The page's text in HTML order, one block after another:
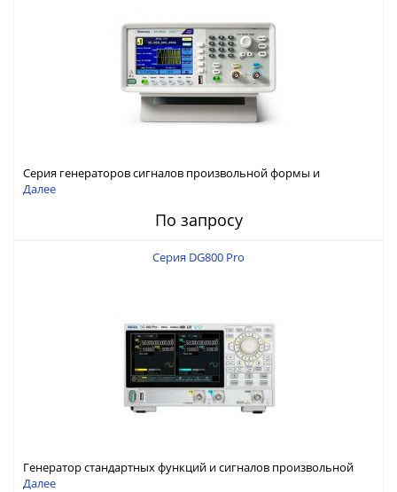
Серия генераторов сигналов произвольной формы и
стандартных функций Tektronix AFG1000
Далее
По запросу
Серия DG800 Pro
Генератор стандартных функций и сигналов произвольной
формы Rigol серии DG800 Pro, до 50 МГц
Далее